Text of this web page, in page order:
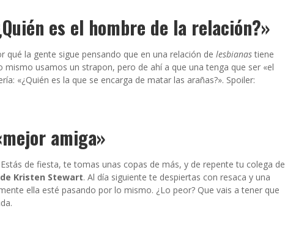
es el hombre de la relación?»
qué la gente sigue pensando que en una relación de lesbianastiene
mismo usamos un strapon, pero de ahí a que una tenga que ser «el
«¿Quién es la que se encarga de matar las arañas?». Spoiler:
amiga»
de fiesta, te tomas unas copas de más, y de repente tu colega de
Kristen Stewart. Al día siguiente te despiertas con resaca y una
ella esté pasando por lo mismo. ¿Lo peor? Que vais a tener que